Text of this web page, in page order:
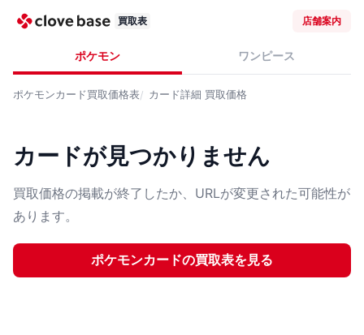
買取表 店舗案内
ポケモン ワンピース
ポケモンカード買取価格表 カード詳細 買取価格
カードが見つかりません
買取価格の掲載が終了したか、URLが変更された可能性が
あります。
ポケモンカードの買取表を見る